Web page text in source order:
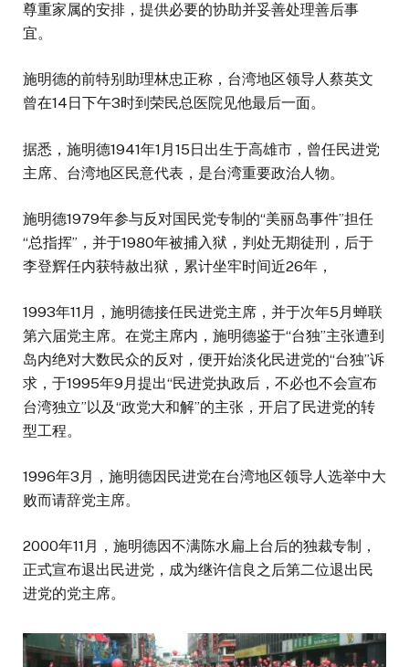
尊重家属的安排，提供必要的协助并妥善处理善后事
宜。
施明德的前特别助理林忠正称，台湾地区领导人蔡英文
曾在14日下午3时到荣民总医院见他最后一面。
据悉，施明德1941年1月15日出生于高雄市，曾任民进党
主席、台湾地区民意代表，是台湾重要政治人物。
施明德1979年参与反对国民党专制的“美丽岛事件”担任
“总指挥”，并于1980年被捕入狱，判处无期徒刑，后于
李登辉任内获特赦出狱，累计坐牢时间近26年，
1993年11月，施明德接任民进党主席，并于次年5月蝉联
第六届党主席。在党主席内，施明德鉴于“台独”主张遭到
岛内绝对大数民众的反对，便开始淡化民进党的“台独”诉
求，于1995年9月提出“民进党执政后，不必也不会宣布
台湾独立”以及“政党大和解”的主张，开启了民进党的转
型工程。
1996年3月，施明德因民进党在台湾地区领导人选举中大
败而请辞党主席。
2000年11月，施明德因不满陈水扁上台后的独裁专制，
正式宣布退出民进党，成为继许信良之后第二位退出民
进党的党主席。